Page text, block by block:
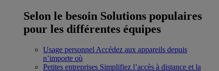
Selon le besoin Solutions populaires
pour les différentes équipes
Usage personnel Accédez aux appareils depuis
n’importe où
Petites entreprises Simplifiez l’accès à distance et la